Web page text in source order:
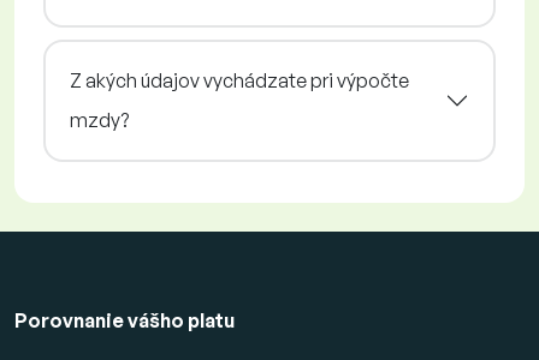
Z akých údajov vychádzate pri výpočte
mzdy?
Porovnanie vášho platu